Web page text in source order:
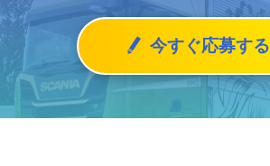
今すぐ応募する